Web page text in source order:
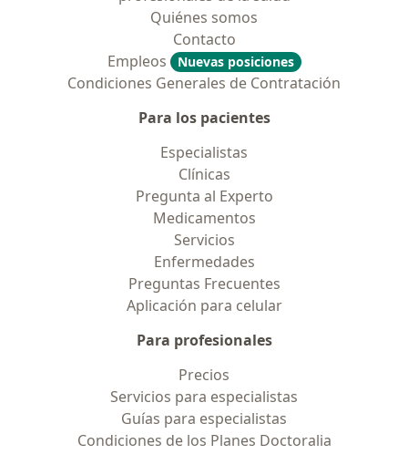
Quiénes somos
Contacto
Empleos
Nuevas posiciones
Condiciones Generales de Contratación
Para los pacientes
Especialistas
Clínicas
Pregunta al Experto
Medicamentos
Servicios
Enfermedades
Preguntas Frecuentes
Aplicación para celular
Para profesionales
Precios
Servicios para especialistas
Guías para especialistas
Condiciones de los Planes Doctoralia